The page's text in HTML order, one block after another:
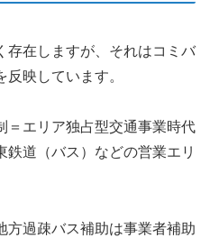
存在しますが、それはコミバ
映しています。
＝エリア独占型交通事業時代
鉄道（バス）などの営業エリ
方過疎バス補助は事業者補助